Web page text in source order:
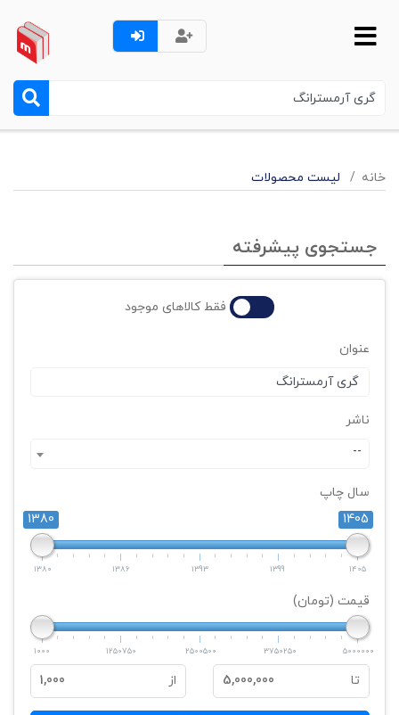
خانه لیست محصولات
جستجوی پیشرفته
فقط کالاهای موجود
عنوان
ناشر
--
سال چاپ
1380
1405
1380 1386 1393 1399 1405
قیمت (تومان)
1000 1250750 2500500 3750250 5000000
تا 5,000,000 از 1,000